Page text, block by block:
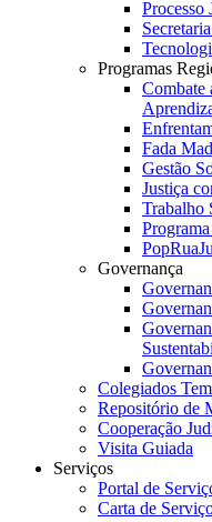
Processo
Programas
Combate
Fada
Gestão
Justiça
Trabalho
Governança
Colegiados
Repositório de
Cooperação
Visita Guiada
Serviços
Portal de
Carta de